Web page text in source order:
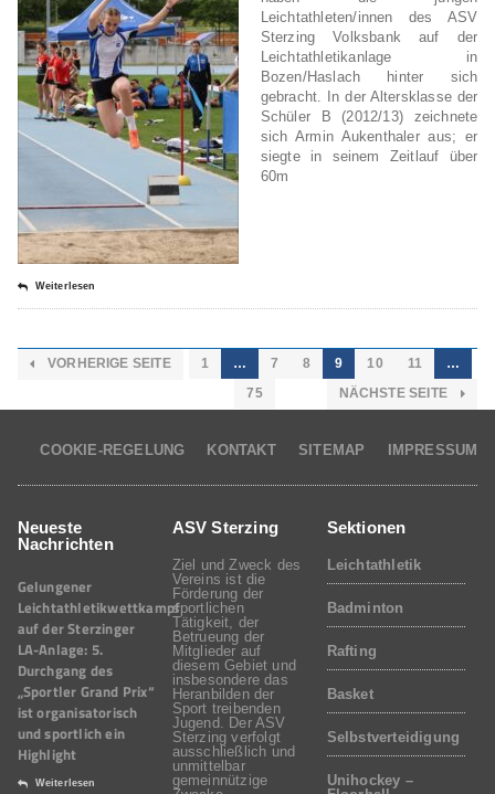
Leichtathleten/innen des ASV
Sterzing Volksbank auf der
Leichtathletikanlage in
Bozen/Haslach hinter sich
gebracht. In der Altersklasse der
Schüler B (2012/13) zeichnete
sich Armin Aukenthaler aus; er
siegte in seinem Zeitlauf über
60m
Weiterlesen
VORHERIGE SEITE 1 … 7 8 9 10 11
…
75
NÄCHSTE SEITE
COOKIE-REGELUNG KONTAKT SITEMAP IMPRESSUM
Neueste
Nachrichten
Gelungener
Leichtathletikwettkampf
auf der Sterzinger
LA-Anlage: 5.
Durchgang des
„Sportler Grand Prix“
ist organisatorisch
und sportlich ein
Highlight
Weiterlesen
ASV Sterzing
Ziel und Zweck des
Vereins ist die
Förderung der
sportlichen
Tätigkeit, der
Betrueung der
Mitglieder auf
diesem Gebiet und
insbesondere das
Heranbilden der
Sport treibenden
Jugend. Der ASV
Sterzing verfolgt
ausschließlich und
unmittelbar
gemeinnützige
Sektionen
Leichtathletik
Badminton
Rafting
Basket
Selbstverteidigung
Unihockey –